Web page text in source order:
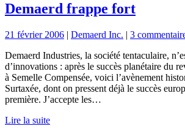
Demaerd frappe fort
21 février 2006 | Demaerd Inc. | 3
Demaerd Industries, la société tentaculaire,
d’innovations : après le succès planétaire du
à Semelle Compensée, voici l’avènement
Surtaxée, dont on pressent déjà le succès
première. J’accepte les…
Lire la suite